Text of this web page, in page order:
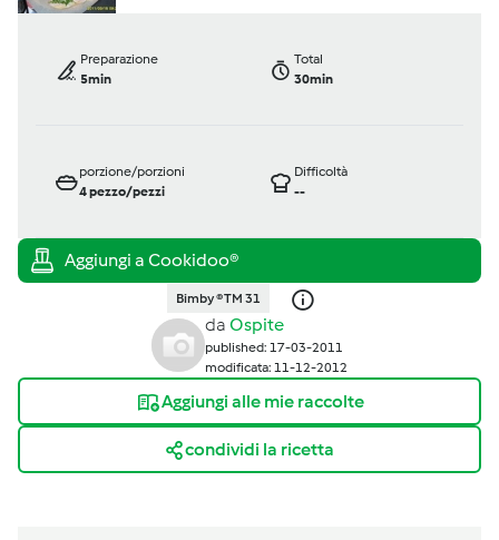
Preparazione
5min
Total
30min
porzione/porzioni
4pezzo/pezzi
Difficoltà
--
Bimby ® TM 31
da Ospite
published: 17-03-2011
modificata: 11-12-2012
Aggiungi alle mie raccolte
condividi la ricetta